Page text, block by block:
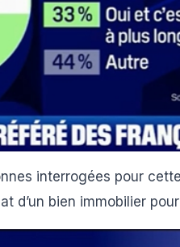
interrogées pour
d’un bien immobilier